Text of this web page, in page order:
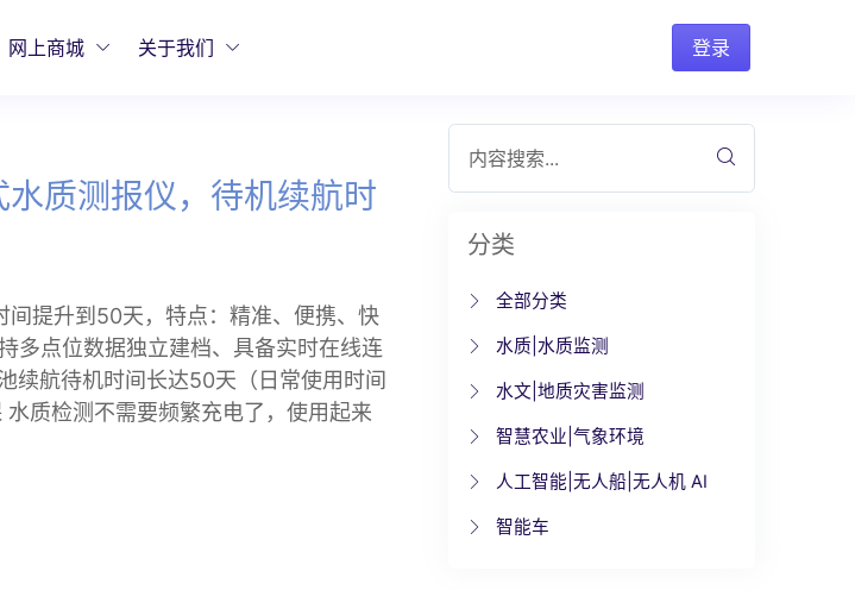
网上商城 关于我们 登录
水质测报仪，待机续航时
间提升到50天，特点：精准、便携、快
多点位数据独立建档、具备实时在线连
续航待机时间长达50天（日常使用时间
质检测不需要频繁充电了，使用起来
内容搜索...
分类
全部分类
水质|水质监测
水文|地质灾害监测
智慧农业|气象环境
人工智能|无人船|无人机 AI
智能车